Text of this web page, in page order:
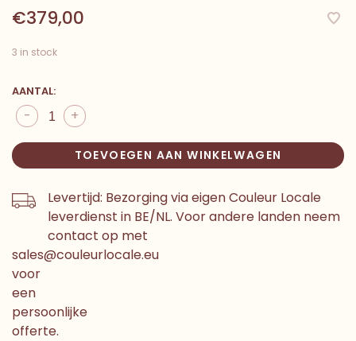
€379,00
3 in stock
AANTAL:
+
-
TOEVOEGEN AAN WINKELWAGEN
Levertijd: Bezorging via eigen Couleur Locale
leverdienst in BE/NL. Voor andere landen neem
contact op met
sales@couleurlocale.eu
voor
een
persoonlijke
offerte.